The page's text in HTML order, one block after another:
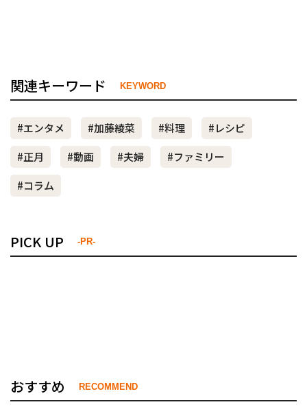
関連キーワード KEYWORD
#エンタメ #加藤綾菜 #料理
#レシピ
#正月
#動画 #夫婦
#ファミリー
#コラム
PICK UP -PR-
おすすめ RECOMMEND